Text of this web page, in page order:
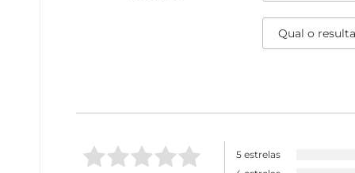
5 estrelas